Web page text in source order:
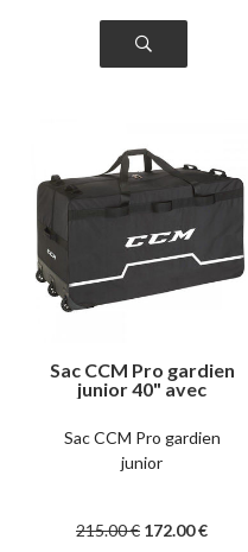
Sac CCM Pro gardien
junior 40" avec
Sac CCM Pro gardien
junior
215.00€ 172.00€